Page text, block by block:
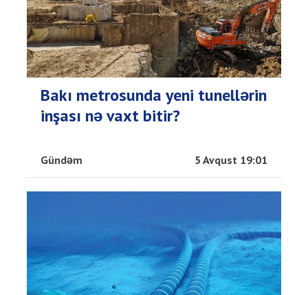
Bakı metrosunda yeni tunellərin
inşası nə vaxt bitir?
Gündəm 5 Avqust 19:01